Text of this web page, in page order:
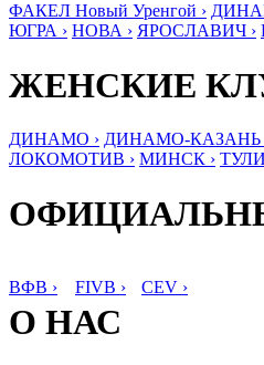
ФАКЕЛ Новый Уренгой ›
ЮГРА › НОВА › ЯРОСЛАВИЧ ›
ЖЕНСКИЕ
ДИНАМО › ДИНАМО-КАЗАНЬ
ЛОКОМОТИВ › МИНСК ›
ВФВ › FIVB › CEV ›
О НАС